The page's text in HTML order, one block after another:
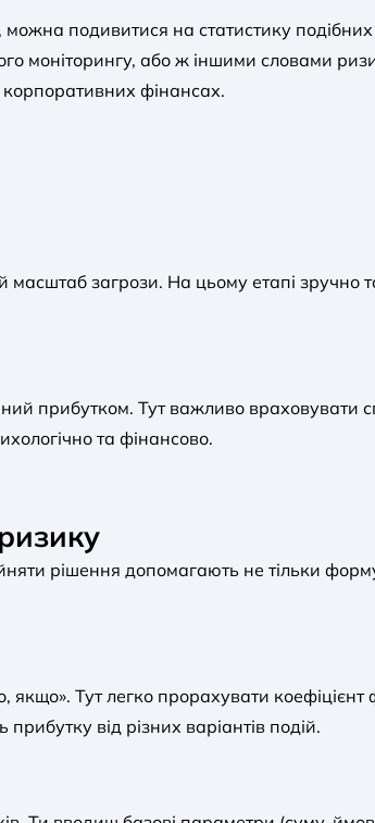
подивитися на статистику
моніторингу, або ж іншими словами
фінансах.
загрози. На цьому етапі зручно
прибутком. Тут важливо враховувати
та фінансово.
рішення допомагають не тільки
Тут легко прорахувати коефіцієнт
від різних варіантів подій.